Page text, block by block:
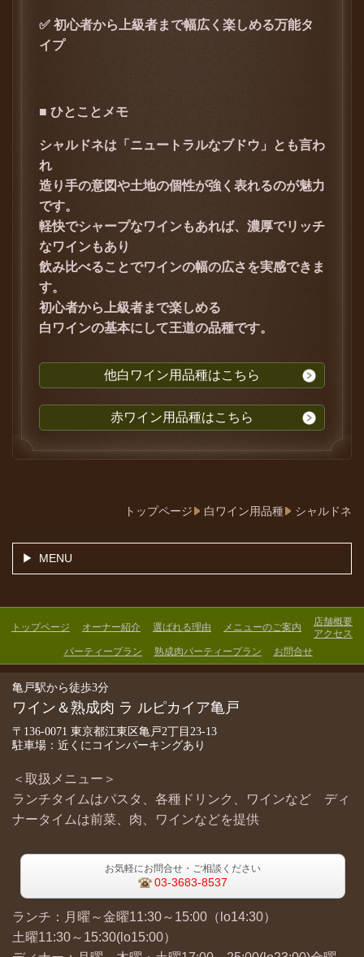
✅ 初心者から上級者まで幅広く楽しめる万能タ
イプ
■ ひとことメモ
シャルドネは「ニュートラルなブドウ」とも言わ
れ
造り手の意図や土地の個性が強く表れるのが魅力
です。
軽快でシャープなワインもあれば、濃厚でリッチ
なワインもあり
飲み比べることでワインの幅の広さを実感できま
す。
初心者から上級者まで楽しめる
白ワインの基本にして王道の品種です。
他白ワイン用品種はこちら
赤ワイン用品種はこちら
トップページ 白ワイン用品種 シャルドネ
MENU
トップページ オーナー紹介 選ばれる理由 メニューのご案内
店舗概要
アクセス
パーティープラン
熟成肉パーティープラン お問合せ
亀戸駅から徒歩3分
ワイン＆熟成肉 ラ ルピカイア亀戸
〒136-0071 東京都江東区亀戸2丁目23-13
駐車場：近くにコインパーキングあり
＜取扱メニュー＞
ランチタイムはパスタ、各種ドリンク、ワインなど ディ
ナータイムは前菜、肉、ワインなどを提供
お気軽にお問合せ・ご相談ください
03-3683-8537
ランチ：月曜～金曜11:30～15:00（lo14:30）
土曜11:30～15:30(lo15:00）